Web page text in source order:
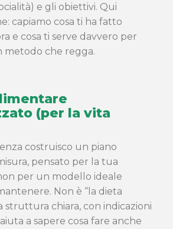
e gli obiettivi. Qui
capiamo cosa ti ha fatto
e cosa ti serve davvero per
metodo che regga.
(per la vita
costruisco un piano
pensato per la tua
per un modello ideale
Non è “la dieta
struttura chiara, con indicazioni
a sapere cosa fare anche